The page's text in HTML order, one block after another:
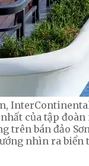
của tập
trên bán đảo
nhìn ra biển